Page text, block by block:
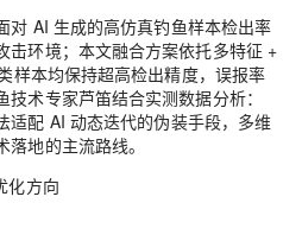
对 AI 生成的高仿真钓鱼样本检出率
击环境；本文融合方案依托多特征 +
样本均保持超高检出精度，误报率
术专家芦笛结合实测数据分析：
适配 AI 动态迭代的伪装手段，多维
地的主流路线。
化方向